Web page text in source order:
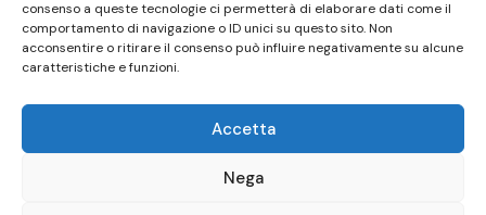
consenso a queste tecnologie ci permetterà di elaborare dati come il
comportamento di navigazione o ID unici su questo sito. Non
acconsentire o ritirare il consenso può influire negativamente su alcune
caratteristiche e funzioni.
Accetta
Nega
Contatti